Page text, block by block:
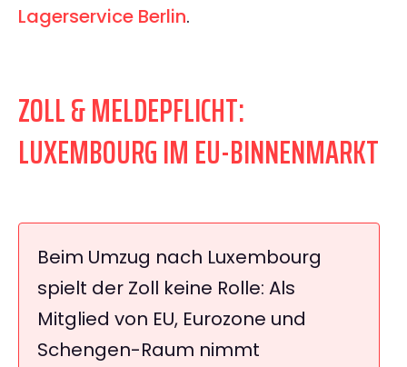
Lagerservice Berlin.
ZOLL & MELDEPFLICHT:
LUXEMBOURG IM EU-BINNENMARKT
Beim Umzug nach Luxembourg
spielt der Zoll keine Rolle: Als
Mitglied von EU, Eurozone und
Schengen-Raum nimmt